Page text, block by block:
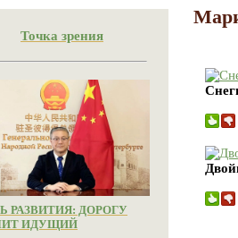
Точка зрения
РАЗВИТИЯ: ДОРОГУ
ИДУЩИЙ